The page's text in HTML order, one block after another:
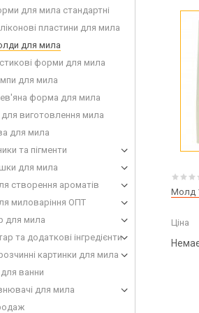
для миловаріння
для заливки в мило
Луг
Мило
для мила стандартні
пластини для мила
для мила
форми для мила
для мила
форма для мила
для виготовлення мила
для мила
та пігменти
для мила
створення ароматів
миловаріння ОПТ
для мила
та додаткові інгредієнти
картинки для мила
для ванни
для мила
Молд
Ціна